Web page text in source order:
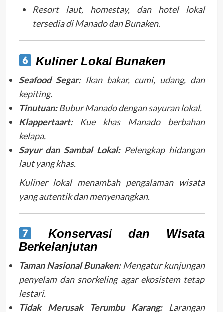
Resort laut, homestay, dan hotel lokal
tersedia di Manado dan Bunaken.
Kuliner Lokal Bunaken
Seafood Segar:Ikan bakar, cumi, udang, dan
kepiting.
Tinutuan:Bubur Manado dengan sayuran lokal.
Klappertaart:Kue khas Manado berbahan
kelapa.
Sayur dan Sambal Lokal:Pelengkap hidangan
laut yang khas.
Kuliner lokal menambah pengalaman wisata
yang autentik dan menyenangkan.
Konservasi dan Wisata
Berkelanjutan
Taman Nasional Bunaken:Mengatur kunjungan
penyelam dan snorkeling agar ekosistem tetap
lestari.
Tidak Merusak Terumbu Karang:Larangan